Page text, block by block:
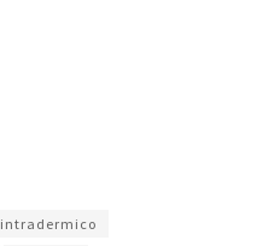
intradermico